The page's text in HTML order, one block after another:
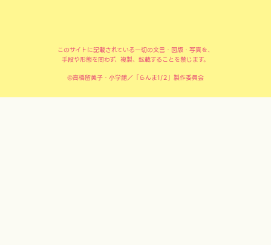
このサイトに記載されている一切の文言・図版・写真を、
手段や形態を問わず、複製、転載することを禁じます。
©高橋留美子・小学館／「らんま1/2」製作委員会